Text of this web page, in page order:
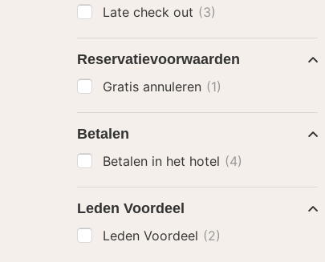
Late check out (3)
Reservatievoorwaarden
Gratis annuleren (1)
Betalen
Betalen in het hotel (4)
Leden Voordeel
Leden Voordeel (2)